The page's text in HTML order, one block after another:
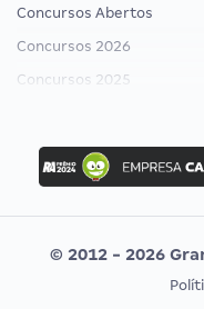
Concursos Abertos
Concursos 2026
Concursos 2025
Concurso Nacional
Concurso Ibama
Concurso MPU
Editais publicados
CONCURSOS POR
© 2012 - 2026